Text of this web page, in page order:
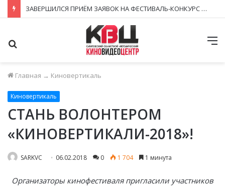
ЗАВЕРШИЛСЯ ПРИЁМ ЗАЯВОК НА ФЕСТИВАЛЬ-КОНКУРС «КИНОВЕРТИКАЛЬ 2026»
Главная → Киновертикаль
Киновертикаль
СТАНЬ ВОЛОНТЕРОМ
«КИНОВЕРТИКАЛИ-2018»!
SARKVC 06.02.2018 0 1 704 1 минута
Организаторы кинофестиваля пригласили участников